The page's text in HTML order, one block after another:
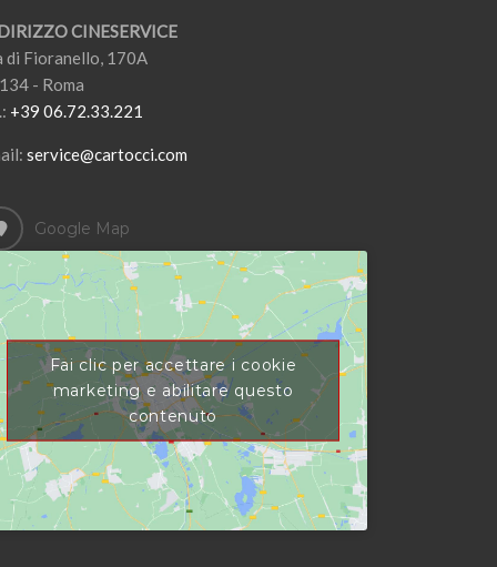
CINESERVICE
di Fioranello, 170A
- Roma
+39 06.72.33.221
service@cartocci.com
Google Map
Fai clic per accettare i cookie
marketing e abilitare questo
contenuto